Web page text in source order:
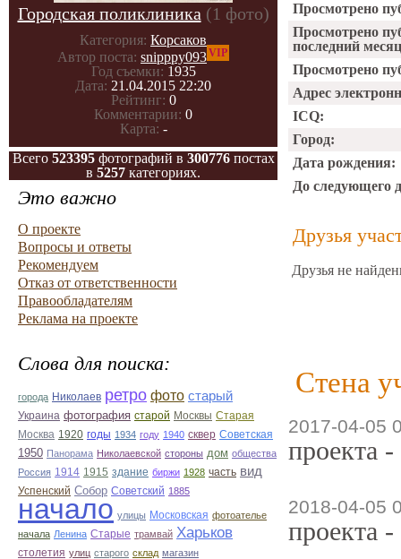
Городская поликлиника (1 фото)
Категория: Корсаков
Автор поста: snipppy093VIP
Год съемки: 1935
Дата: 21.04.2015 22:20
Рейтинг: 0
Комментарии: 0
Карта: -
Всего 523395фотографий в 300776постах
в 5257 категориях.
Это важно
О проекте
Вопросы и ответы
Рекомендуем
Отказ от ответственности
Правообладателям
Реклама на проекте
Слова для поиска:
города Николаев ретро фото старый
Украина фотография старой Москвы Старая
Москва 1920 годы 1934 году 1940 сквер Советская
1950 Панорама Николаевской стороны дом общества
Россия 1914 1915 здание биржи 1928 часть вид
Успенский Собор Советский 1885
начало улицы Московская фотоателье
начала Ленина Старые трамвай Харьков
столетия улиц старого склад магазин
Просмотрено
Просмотрено
последний
Просмотрено
Адрес
ICQ:
Город:
Дата рождения:
До следующего
Друзья
Друзья не
Стена
2017-04-05
проекта
2018-04-05
проекта